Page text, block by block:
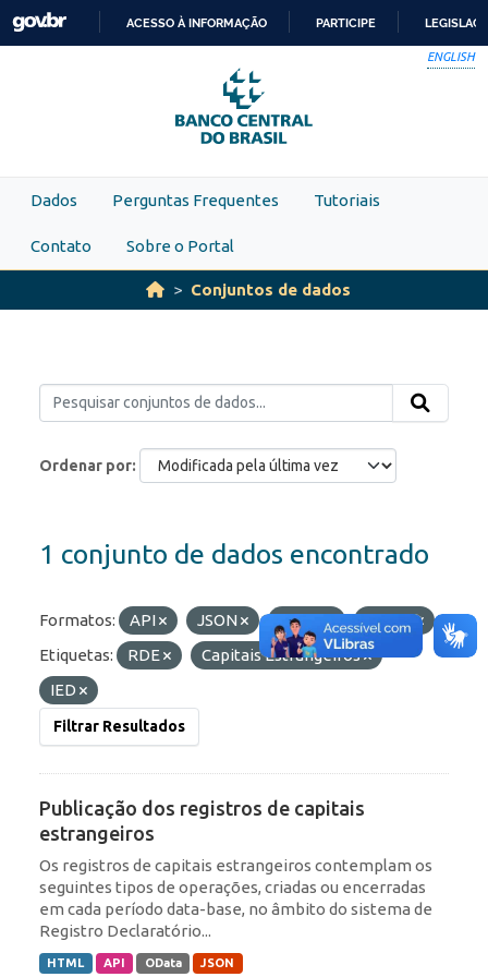
Skip to main content
PARA
O
CONTEÚDO
ACESSO À INFORMAÇÃO PARTICIPE
ENGLISH
Dados Perguntas Frequentes Tutoriais
Contato Sobre o Portal
Conjuntos de dados
Ordenar por
1 conjunto de dados encontrado
Formatos: API JSON HTML
OData
Etiquetas:
RDE
Capitais Estrangeiros
IED
Filtrar Resultados
Publicação dos registros de capitais
estrangeiros
Os registros de capitais estrangeiros contemplam os
seguintes tipos de operações, criadas ou encerradas
em cada período data-base, no âmbito do sistema de
Registro Declaratório...
HTML API OData JSON